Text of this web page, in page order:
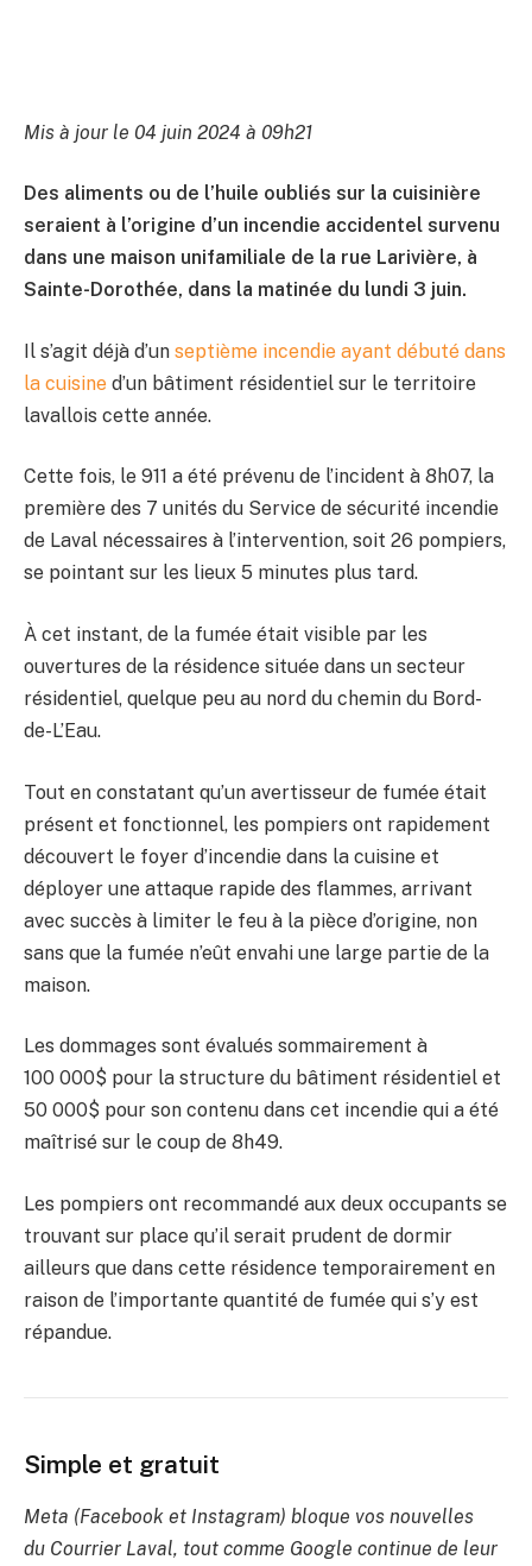
Mis à jour le 04 juin 2024 à 09h21
Des aliments ou de l’huile oubliés sur la cuisinière
seraient à l’origine d’un incendie accidentel survenu
dans une maison unifamiliale de la rue Larivière, à
Sainte-Dorothée, dans la matinée du lundi 3 juin.
Il s’agit déjà d’un septième incendie ayant débuté dans
la cuisine d’un bâtiment résidentiel sur le territoire
lavallois cette année.
Cette fois, le 911 a été prévenu de l’incident à 8h07, la
première des 7 unités du Service de sécurité incendie
de Laval nécessaires à l’intervention, soit 26 pompiers,
se pointant sur les lieux 5 minutes plus tard.
À cet instant, de la fumée était visible par les
ouvertures de la résidence située dans un secteur
résidentiel, quelque peu au nord du chemin du Bord-
de-L’Eau.
Tout en constatant qu’un avertisseur de fumée était
présent et fonctionnel, les pompiers ont rapidement
découvert le foyer d’incendie dans la cuisine et
déployer une attaque rapide des flammes, arrivant
avec succès à limiter le feu à la pièce d’origine, non
sans que la fumée n’eût envahi une large partie de la
maison.
Les dommages sont évalués sommairement à
100 000$ pour la structure du bâtiment résidentiel et
50 000$ pour son contenu dans cet incendie qui a été
maîtrisé sur le coup de 8h49.
Les pompiers ont recommandé aux deux occupants se
trouvant sur place qu’il serait prudent de dormir
ailleurs que dans cette résidence temporairement en
raison de l’importante quantité de fumée qui s’y est
répandue.
Simple et gratuit
Meta (Facebook et Instagram) bloque vos nouvelles
du Courrier Laval, tout comme Google continue de leur